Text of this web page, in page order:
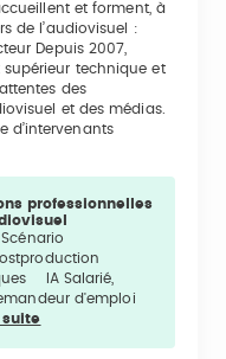
et forment, à
de l’audiovisuel :
Depuis 2007,
supérieur technique et
des
et des médias.
d’intervenants
professionnelles
Scénario
IA Salarié,
d'emploi
suite